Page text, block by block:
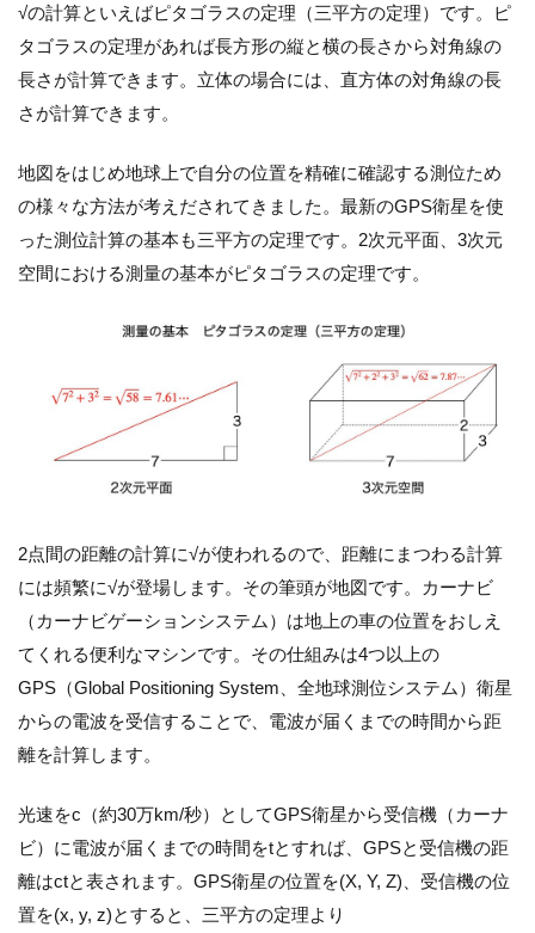
√の計算といえばピタゴラスの定理（三平方の定理）です。ピ
タゴラスの定理があれば長方形の縦と横の長さから対角線の
長さが計算できます。立体の場合には、直方体の対角線の長
さが計算できます。
地図をはじめ地球上で自分の位置を精確に確認する測位ため
の様々な方法が考えだされてきました。最新のGPS衛星を使
った測位計算の基本も三平方の定理です。2次元平面、3次元
空間における測量の基本がピタゴラスの定理です。
2点間の距離の計算に√が使われるので、距離にまつわる計算
には頻繁に√が登場します。その筆頭が地図です。カーナビ
（カーナビゲーションシステム）は地上の車の位置をおしえ
てくれる便利なマシンです。その仕組みは4つ以上の
GPS（Global Positioning System、全地球測位システム）衛星
からの電波を受信することで、電波が届くまでの時間から距
離を計算します。
光速をc（約30万km/秒）としてGPS衛星から受信機（カーナ
ビ）に電波が届くまでの時間をtとすれば、GPSと受信機の距
離はctと表されます。GPS衛星の位置を(X, Y, Z)、受信機の位
置を(x, y, z)とすると、三平方の定理より